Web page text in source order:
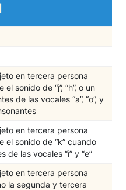
en tercera persona
el sonido de “j”, “h”, o un
de las vocales “a”, “o”, y
en tercera persona
el sonido de “k” cuando
de las vocales “i” y “e”
en tercera persona
la segunda y tercera